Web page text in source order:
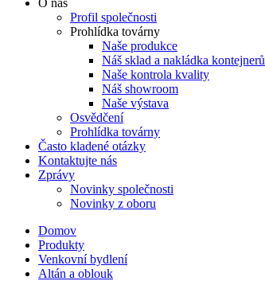
Profil společnosti
Prohlídka továrny
Naše produkce
Náš sklad a nakládka kontejnerů
Naše kontrola kvality
Náš showroom
Naše výstava
Osvědčení
Prohlídka továrny
Často kladené otázky
Kontaktujte nás
Zprávy
Novinky společnosti
Novinky z oboru
Domov
Produkty
Venkovní bydlení
Altán a oblouk